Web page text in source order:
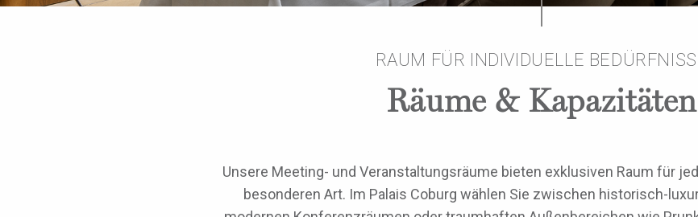
RAUM FÜR INDIVIDUELLE
Räume & Kapazitäten
Unsere Meeting- und Veranstaltungsräume bieten exklusiven Raum für
besonderen Art. Im Palais Coburg wählen Sie zwischen historisch-